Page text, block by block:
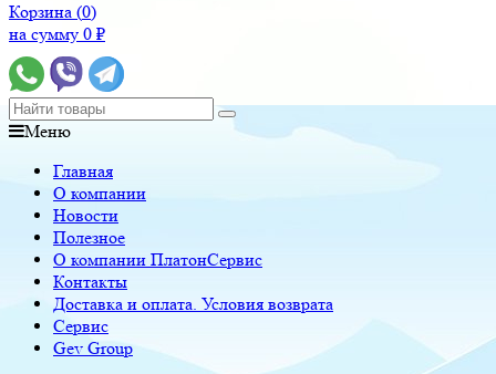
Корзина (0)
на сумму 0 ₽
Меню
Главная
О компании
Новости
Полезное
О компании ПлатонСервис
Контакты
Доставка и оплата. Условия возврата
Сервис
Gev Group